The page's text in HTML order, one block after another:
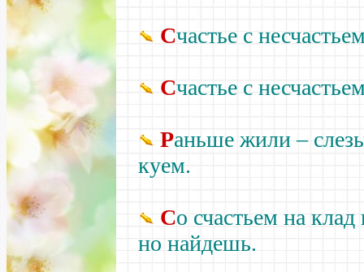
Счастье с
Счастье с
Раньше жили –
куем.
Со счастьем на
но найдешь.